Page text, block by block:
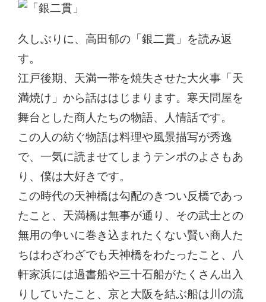
久しぶりに、高田郁の「銀二貫」を読み返
す。
江戸後期、天満一帯を焼失させた大火事「天
満焼け」から話ははじまります。寒天問屋を
舞台とした商人たちの物語、人情話です。
この人の紡ぐ物語は料理や風景描写が秀逸
で、一気に読ませてしまうテンポのよさもあ
り、僕は大好きです。
この時代の天神橋は勾配のきつい反橋であっ
たこと、天満橋は無事が通り、その武士との
無用の争いに巻き込まれたくない賢い商人た
ちはわざわざでも天神橋をわたったこと、八
軒家浜には過書船や三十石船がたくさん出入
りしていたこと、京と大阪を結ぶ船は川の流